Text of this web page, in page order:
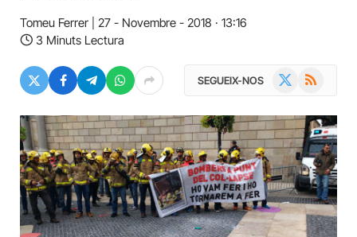
Tomeu Ferrer
27 - Novembre - 2018 · 13:16
3 Minuts Lectura
SEGUEIX-NOS RSS